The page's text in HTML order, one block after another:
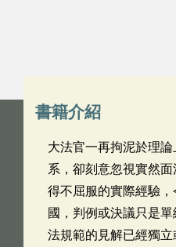
書籍介紹
大法官一再拘泥於理
系，卻刻意忽視實然
得不屈服的實際經驗
國，判例或決議只是
法規範的見解已經獨